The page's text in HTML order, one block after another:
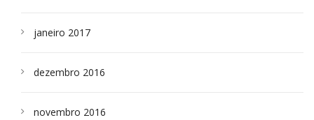
janeiro 2017
dezembro 2016
novembro 2016